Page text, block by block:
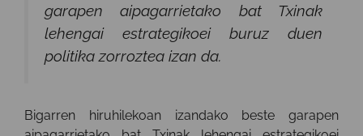
garapen aipagarrietako bat Txinak
lehengai estrategikoei buruz duen
politika zorroztea izan da.
Bigarren hiruhilekoan izandako beste garapen